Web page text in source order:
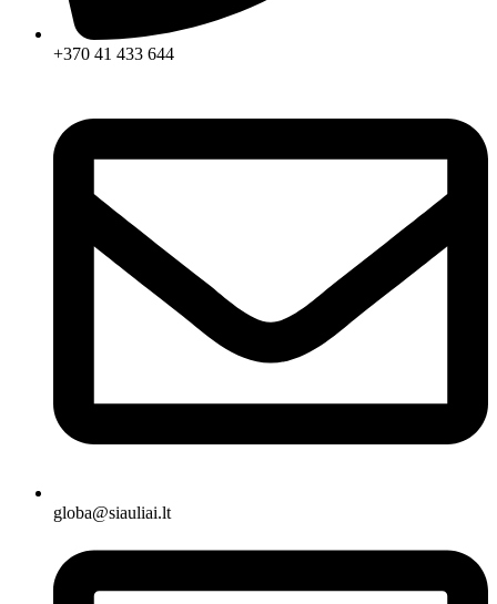
+370 41 433 644
globa@siauliai.lt